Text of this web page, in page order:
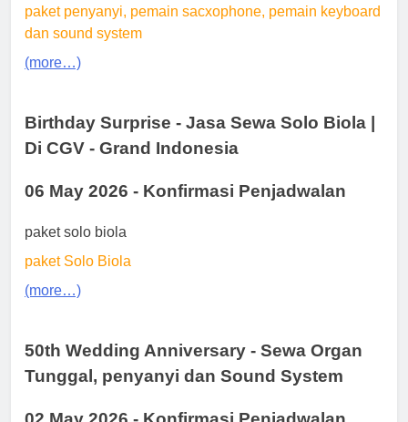
paket penyanyi, pemain sacxophone, pemain keyboard
dan sound system
(more…)
Birthday Surprise - Jasa Sewa Solo Biola |
Di CGV - Grand Indonesia
06 May 2026 - Konfirmasi Penjadwalan
paket solo biola
paket Solo Biola
(more…)
50th Wedding Anniversary - Sewa Organ
Tunggal, penyanyi dan Sound System